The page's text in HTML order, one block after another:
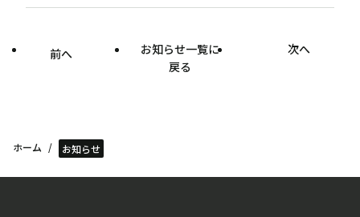
前へ
お知らせ一覧に
戻る
次へ
ホーム お知らせ